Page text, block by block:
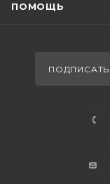
ПОМОЩЬ